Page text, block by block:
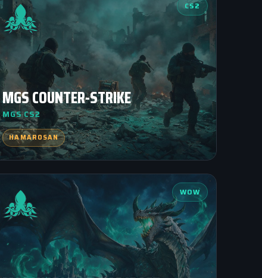
CS2
MGS COUNTER-STRIKE
MGS CS2
HAMAROSAN
WOW